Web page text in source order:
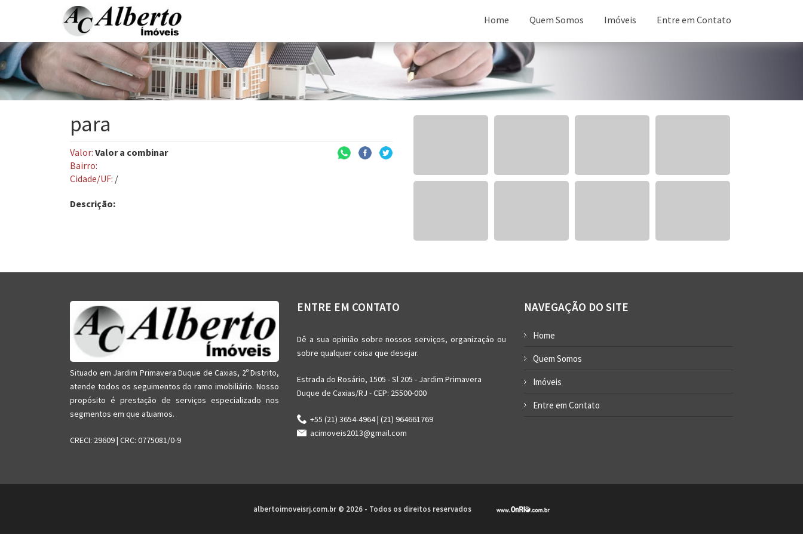
Home Quem Somos Imóveis Entre em Contato
para
Valor: Valor a combinar
Bairro:
Cidade/UF: /
Descrição:
Situado em Jardim Primavera Duque de Caxias, 2º Distrito,
atende todos os seguimentos do ramo imobiliário. Nosso
propósito é prestação de serviços especializado nos
segmentos em que atuamos.
CRECI: 29609 | CRC: 0775081/0-9
ENTRE EM CONTATO
Dê a sua opinião sobre nossos serviços, organizaçáo ou
sobre qualquer coisa que desejar.
Estrada do Rosário, 1505 - Sl 205 - Jardim Primavera
Duque de Caxias/RJ - CEP: 25500-000
+55 (21) 3654-4964 | (21) 964661769
acimoveis2013@gmail.com
NAVEGAÇÃO DO SITE
Home
Quem Somos
Imóveis
Entre em Contato
albertoimoveisrj.com.br © 2026 - Todos os direitos reservados